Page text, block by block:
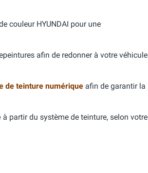
couleur HYUNDAI pour une
afin de redonner à votre véhicule
de teinture numérique afin de garantir la
à partir du système de teinture, selon votre